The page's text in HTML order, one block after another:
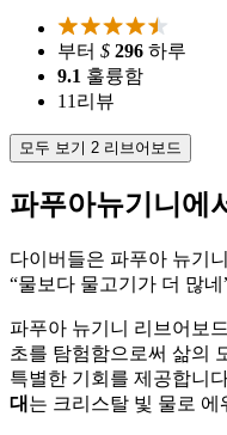
부터 $ 296 하루
9.1 훌륭함
11 리뷰
모두 보기 2 리브어보드
파푸아뉴기니에
다이버들은 파푸아 뉴기
“물보다 물고기가 더 많
파푸아 뉴기니 리브어보
초를 탐험함으로써 삶의
특별한 기회를 제공합니
대 는 크리스탈 빛 물로 에